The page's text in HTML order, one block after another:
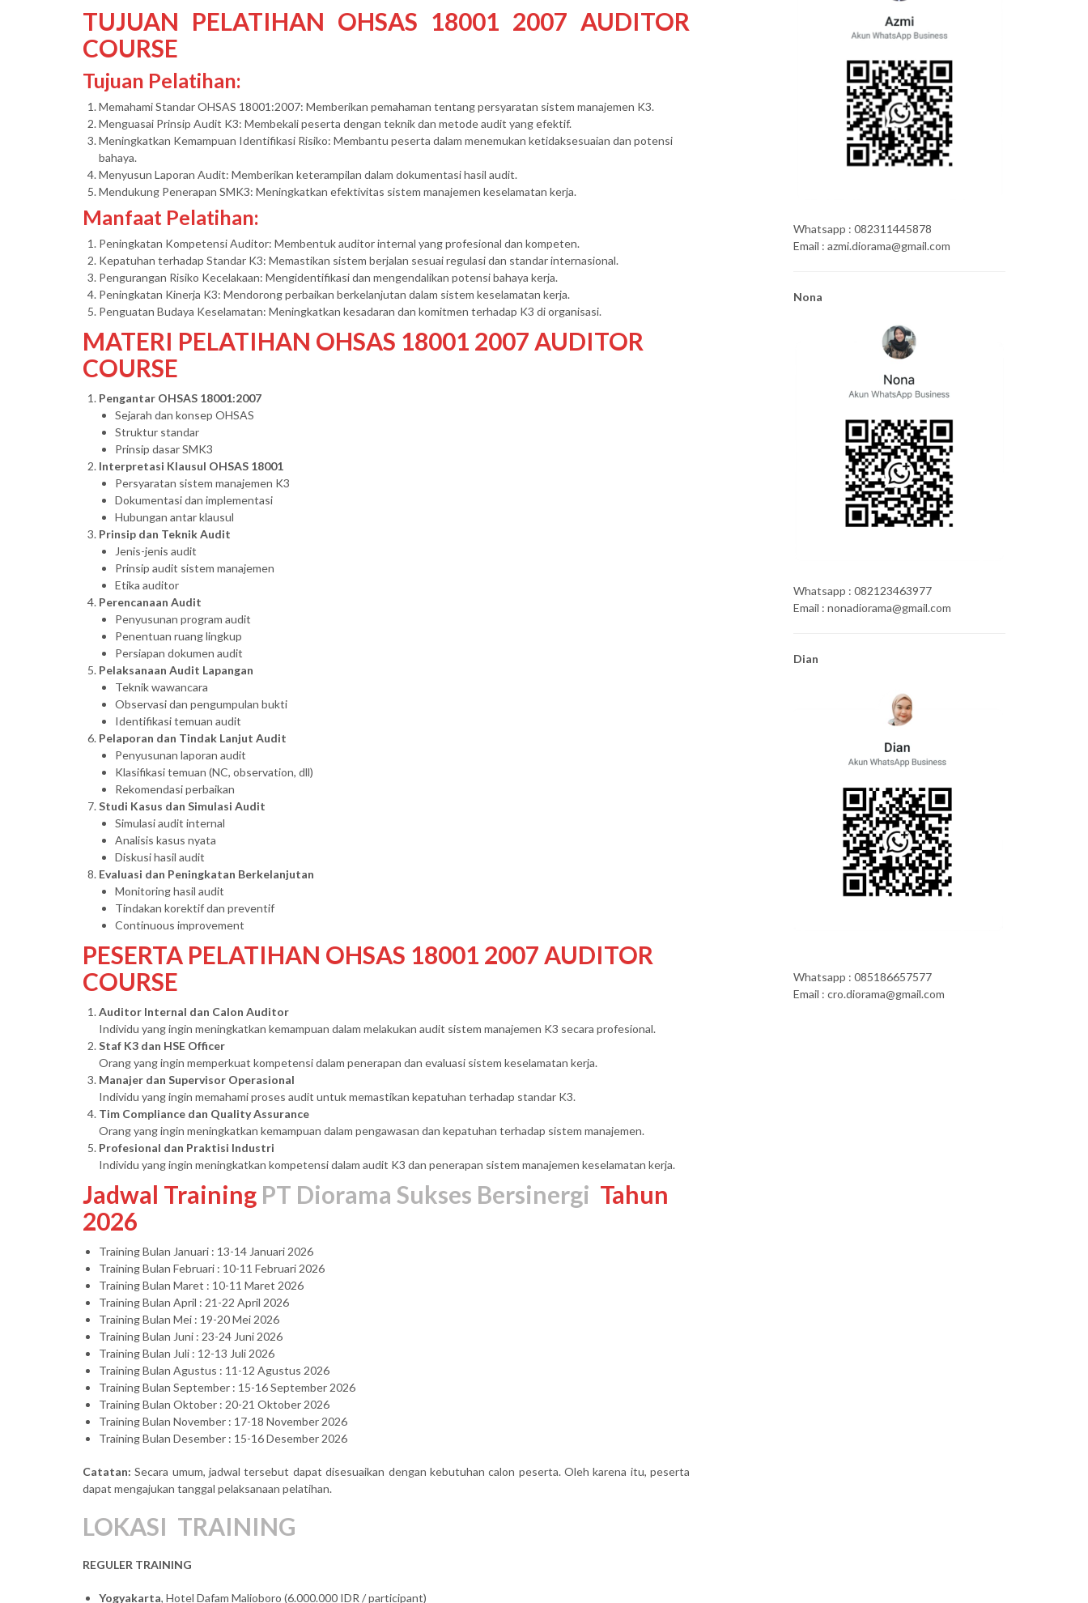
TUJUAN PELATIHAN OHSAS 18001 2007 AUDITOR
COURSE
Tujuan Pelatihan:
Memahami Standar OHSAS 18001:2007: Memberikan pemahaman tentang persyaratan sistem manajemen K3.
Menguasai Prinsip Audit K3: Membekali peserta dengan teknik dan metode audit yang efektif.
Meningkatkan Kemampuan Identifikasi Risiko: Membantu peserta dalam menemukan ketidaksesuaian dan potensi
bahaya.
Menyusun Laporan Audit: Memberikan keterampilan dalam dokumentasi hasil audit.
Mendukung Penerapan SMK3: Meningkatkan efektivitas sistem manajemen keselamatan kerja.
Manfaat Pelatihan:
Peningkatan Kompetensi Auditor: Membentuk auditor internal yang profesional dan kompeten.
Kepatuhan terhadap Standar K3: Memastikan sistem berjalan sesuai regulasi dan standar internasional.
Pengurangan Risiko Kecelakaan: Mengidentifikasi dan mengendalikan potensi bahaya kerja.
Peningkatan Kinerja K3: Mendorong perbaikan berkelanjutan dalam sistem keselamatan kerja.
Penguatan Budaya Keselamatan: Meningkatkan kesadaran dan komitmen terhadap K3 di organisasi.
MATERI PELATIHAN OHSAS 18001 2007 AUDITOR
COURSE
Pengantar OHSAS 18001:2007
Sejarah dan konsep OHSAS
Struktur standar
Prinsip dasar SMK3
Interpretasi Klausul OHSAS 18001
Persyaratan sistem manajemen K3
Dokumentasi dan implementasi
Hubungan antar klausul
Prinsip dan Teknik Audit
Jenis-jenis audit
Prinsip audit sistem manajemen
Etika auditor
Perencanaan Audit
Penyusunan program audit
Penentuan ruang lingkup
Persiapan dokumen audit
Pelaksanaan Audit Lapangan
Teknik wawancara
Observasi dan pengumpulan bukti
Identifikasi temuan audit
Pelaporan dan Tindak Lanjut Audit
Penyusunan laporan audit
Klasifikasi temuan (NC, observation, dll)
Rekomendasi perbaikan
Studi Kasus dan Simulasi Audit
Simulasi audit internal
Analisis kasus nyata
Diskusi hasil audit
Evaluasi dan Peningkatan Berkelanjutan
Monitoring hasil audit
Tindakan korektif dan preventif
Continuous improvement
PESERTA PELATIHAN OHSAS 18001 2007 AUDITOR
COURSE
Auditor Internal dan Calon Auditor
Individu yang ingin meningkatkan kemampuan dalam melakukan audit sistem manajemen K3 secara profesional.
Staf K3 dan HSE Officer
Orang yang ingin memperkuat kompetensi dalam penerapan dan evaluasi sistem keselamatan kerja.
Manajer dan Supervisor Operasional
Individu yang ingin memahami proses audit untuk memastikan kepatuhan terhadap standar K3.
Tim Compliance dan Quality Assurance
Orang yang ingin meningkatkan kemampuan dalam pengawasan dan kepatuhan terhadap sistem manajemen.
Profesional dan Praktisi Industri
Individu yang ingin meningkatkan kompetensi dalam audit K3 dan penerapan sistem manajemen keselamatan kerja.
Jadwal Training PT Diorama Sukses Bersinergi Tahun
2026
Training Bulan Januari : 13-14 Januari 2026
Training Bulan Februari : 10-11 Februari 2026
Training Bulan Maret : 10-11 Maret 2026
Training Bulan April : 21-22 April 2026
Training Bulan Mei : 19-20 Mei 2026
Training Bulan Juni : 23-24 Juni 2026
Training Bulan Juli : 12-13 Juli 2026
Training Bulan Agustus : 11-12 Agustus 2026
Training Bulan September : 15-16 September 2026
Training Bulan Oktober : 20-21 Oktober 2026
Training Bulan November : 17-18 November 2026
Training Bulan Desember : 15-16 Desember 2026
Catatan: Secara umum, jadwal tersebut dapat disesuaikan dengan kebutuhan calon peserta. Oleh karena itu, peserta
dapat mengajukan tanggal pelaksanaan pelatihan.
LOKASI TRAINING
REGULER TRAINING
Yogyakarta, Hotel Dafam Malioboro (6.000.000 IDR / participant)
Whatsapp : 082311445878
Email : azmi.diorama@gmail.com
Nona
Whatsapp : 082123463977
Email : nonadiorama@gmail.com
Dian
Whatsapp : 085186657577
Email : cro.diorama@gmail.com